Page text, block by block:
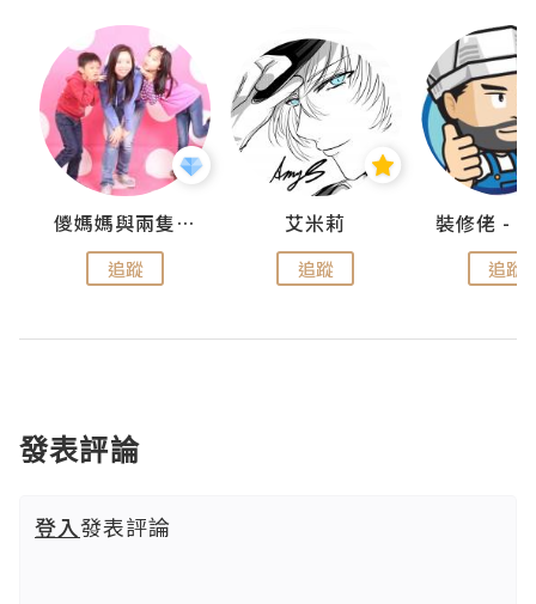
儍媽媽與兩隻小魔怪之家
追蹤
艾米莉
追蹤 追蹤
發表評論
登入發表評論